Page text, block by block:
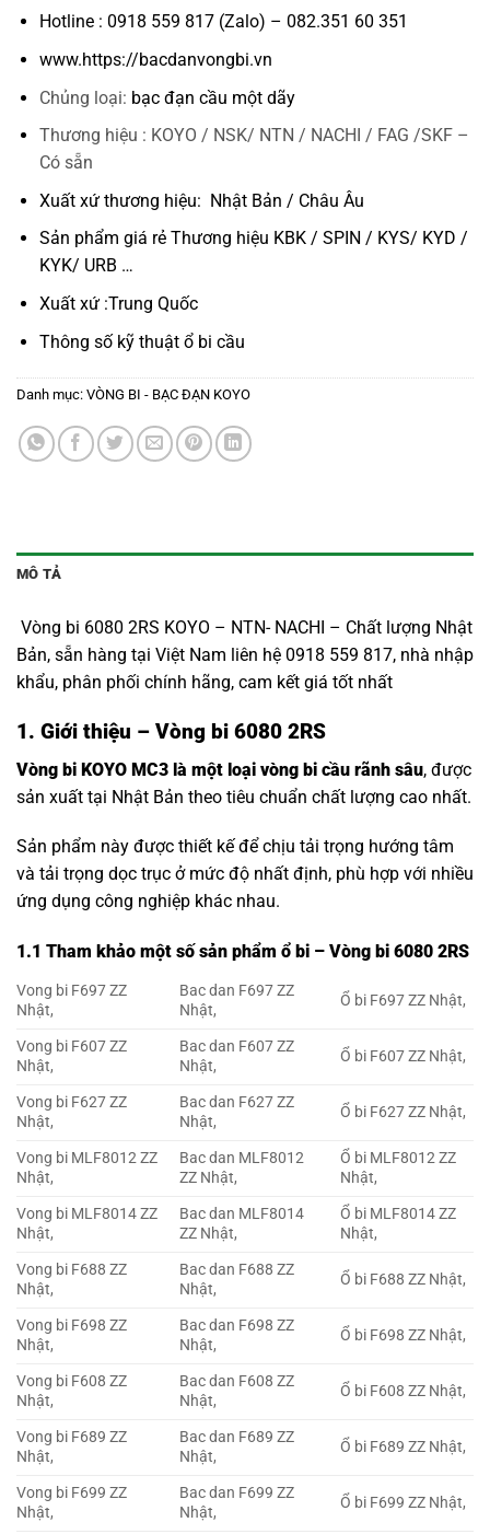
Hotline : 0918 559 817 (Zalo) – 082.351 60 351
www.https://bacdanvongbi.vn
Chủng loại: bạc đạn cầu một dãy
Thương hiệu : KOYO / NSK/ NTN / NACHI / FAG /SKF –
Có sẵn
Xuất xứ thương hiệu: Nhật Bản / Châu Âu
Sản phẩm giá rẻ Thương hiệu KBK / SPIN / KYS/ KYD /
KYK/ URB …
Xuất xứ :Trung Quốc
Thông số kỹ thuậtổ bi cầu
Danh mục: VÒNG BI - BẠC ĐẠN KOYO
MÔ TẢ
Vòng bi 6080 2RS KOYO – NTN- NACHI – Chất lượng Nhật
Bản, sẵn hàng tại Việt Nam liên hệ 0918 559 817, nhà nhập
khẩu, phân phối chính hãng, cam kết giá tốt nhất
1. Giới thiệu – Vòng bi 6080 2RS
Vòng bi KOYO MC3 là một loại vòng bi cầu rãnh sâu, được
sản xuất tại Nhật Bản theo tiêu chuẩn chất lượng cao nhất.
Sản phẩm này được thiết kế để chịu tải trọng hướng tâm
và tải trọng dọc trục ở mức độ nhất định, phù hợp với nhiều
ứng dụng công nghiệp khác nhau.
1.1 Tham khảo một số sản phẩm ổ bi – Vòng bi 6080 2RS
Vong bi F697 ZZ
Nhật,
Bac dan F697 ZZ
Nhật,
Ổ bi F697 ZZ Nhật,
Vong bi F607 ZZ
Nhật,
Bac dan F607 ZZ
Nhật,
Ổ bi F607 ZZ Nhật,
Vong bi F627 ZZ
Nhật,
Bac dan F627 ZZ
Nhật,
Ổ bi F627 ZZ Nhật,
Vong bi MLF8012 ZZ
Nhật,
Bac dan MLF8012
ZZ Nhật,
Ổ bi MLF8012 ZZ
Nhật,
Vong bi MLF8014 ZZ
Nhật,
Bac dan MLF8014
ZZ Nhật,
Ổ bi MLF8014 ZZ
Nhật,
Vong bi F688 ZZ
Nhật,
Bac dan F688 ZZ
Nhật,
Ổ bi F688 ZZ Nhật,
Vong bi F698 ZZ
Nhật,
Bac dan F698 ZZ
Nhật,
Ổ bi F698 ZZ Nhật,
Vong bi F608 ZZ
Nhật,
Bac dan F608 ZZ
Nhật,
Ổ bi F608 ZZ Nhật,
Vong bi F689 ZZ
Nhật,
Bac dan F689 ZZ
Nhật,
Ổ bi F689 ZZ Nhật,
Vong bi F699 ZZ
Nhật,
Bac dan F699 ZZ
Nhật,
Ổ bi F699 ZZ Nhật,